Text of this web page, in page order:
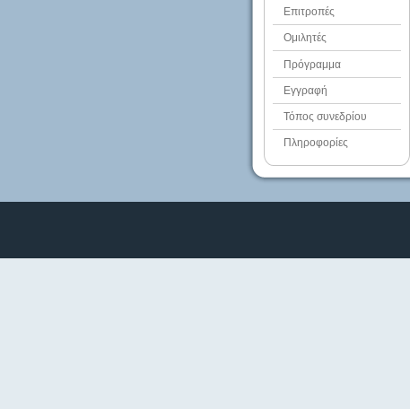
Επιτροπές
Ομιλητές
Πρόγραμμα
Εγγραφή
Τόπος συνεδρίου
Πληροφορίες